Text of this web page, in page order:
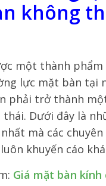
không
một thành phẩm
lực mặt bàn tại
phải trở thành
Dưới đây là
mà các
khuyến cáo
Giá mặt bàn